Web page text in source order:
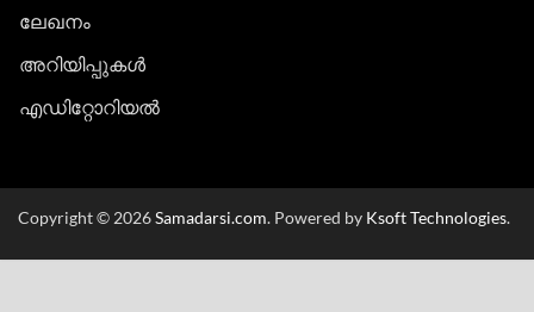
ലേഖനം
അറിയിപ്പുകള്‍
എഡിറ്റോറിയല്‍
Copyright © 2026Samadarsi.com. Powered by Ksoft Technologies.